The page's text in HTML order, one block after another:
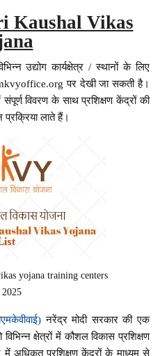
Kaushal Vikas
उद्योग कार्यक्षेत्र / स्थानों के लिए
पर देखी जा सकती है।
विवरण के साथ प्रशिक्षण केंद्रों की
लाते हैं।
yojana training centers
नरेंद्र मोदी सरकार की एक
क्षेत्रों में कौशल विकास प्रशिक्षण
में अधिकृत प्रशिक्षण केंद्रों के माध्यम से